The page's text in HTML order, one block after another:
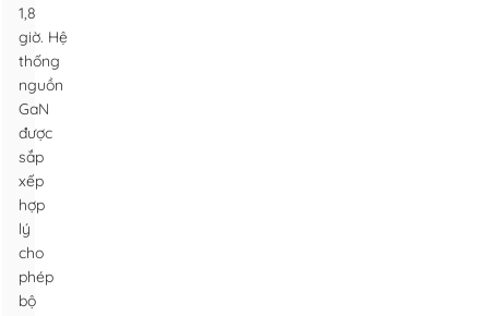
1,8
giờ. Hệ
thống
nguồn
GaN
được
sắp
xếp
hợp
lý
cho
phép
bộ